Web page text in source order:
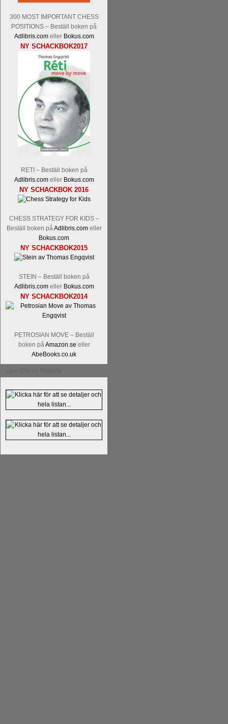
300 MOST IMPORTANT CHESS
POSITIONS – Beställ boken på
Adlibris.comeller Bokus.com
NY SCHACKBOK2017
RETI – Beställ boken på
Adlibris.comeller Bokus.com
NY SCHACKBOK 2016
CHESS STRATEGY FOR KIDS –
Beställ boken påAdlibris.comeller
Bokus.com
NY SCHACKBOK2015
STEIN – Beställ boken på
Adlibris.comeller Bokus.com
NY SCHACKBOK2014
PETROSIAN MOVE – Beställ
boken påAmazon.se eller
AbeBooks.co.uk